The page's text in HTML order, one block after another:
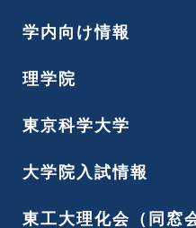
学内向け情報
理学院
東京科学大学
大学院入試情報
東工大理化会（同窓